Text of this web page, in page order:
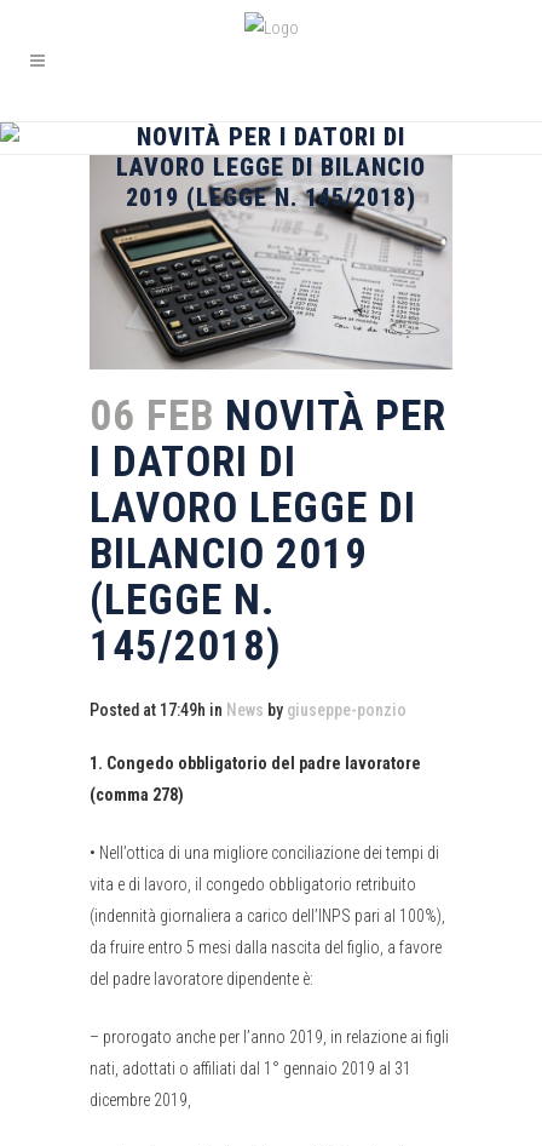
NOVITÀ PER I DATORI DI
LAVORO LEGGE DI BILANCIO
2019 (LEGGE N. 145/2018)
06 FEB NOVITÀ PER
I DATORI DI
LAVORO LEGGE DI
BILANCIO 2019
(LEGGE N.
145/2018)
Posted at 17:49h in News by giuseppe-ponzio
1. Congedo obbligatorio del padre lavoratore
(comma 278)
• Nell’ottica di una migliore conciliazione dei tempi di
vita e di lavoro, il congedo obbligatorio retribuito
(indennità giornaliera a carico dell’INPS pari al 100%),
da fruire entro 5 mesi dalla nascita del figlio, a favore
del padre lavoratore dipendente è:
– prorogato anche per l’anno 2019, in relazione ai figli
nati, adottati o affiliati dal 1° gennaio 2019 al 31
dicembre 2019,